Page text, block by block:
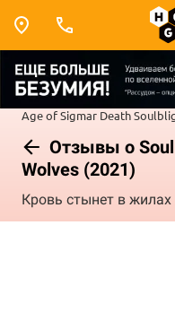
Age of Sigmar Death
Отзывы о
Wolves (2021)
Кровь стынет в жилах